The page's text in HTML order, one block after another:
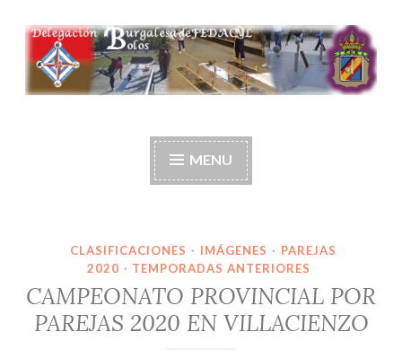
Ir
al
contenido
Delegación burgalesa
de fedacyl-bolos
MENU
CLASIFICACIONES · IMÁGENES · PAREJAS
2020 · TEMPORADAS ANTERIORES
CAMPEONATO PROVINCIAL POR
PAREJAS 2020 EN VILLACIENZO